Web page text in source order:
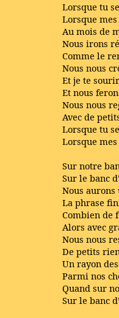
Lorsque tu
Lorsque
Au mois de
Nous irons
Comme le
Nous nous
Et je te
Et nous
Nous nous
Avec de
Lorsque tu
Lorsque
Sur notre
Sur le banc
Nous
La phrase
Combien de
Alors avec
Nous nous
De petits
Un rayon
Parmi nos
Quand sur
Sur le banc